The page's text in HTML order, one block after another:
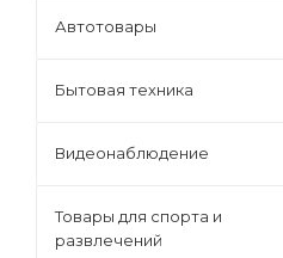
Автотовары
Бытовая техника
Видеонаблюдение
Товары для спорта и
развлечений